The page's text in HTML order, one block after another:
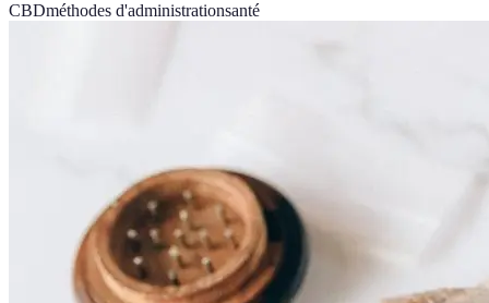
CBDméthodes d'administrationsanté